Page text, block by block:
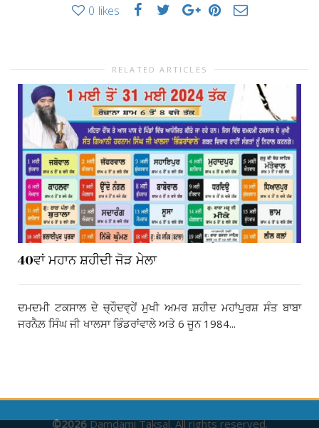
0 likes
RELATED ARTICLES
40ਵਾਂ ਮਹਾਨ ਸ਼ਹੀਦੀ ਜੋੜ ਮੇਲਾ
ਦਮਦਮੀ ਟਕਸਾਲ ਦੇ ਚ੍ਹੌਦਵ੍ਹੇਂ ਮੁਖੀ ਅਮਰ ਸ਼ਹੀਦ ਮਹਾਂਪੁਰਸ਼ ਸੰਤ ਬਾਬਾ
ਜਰਨੈਲ਼ ਸਿੰਘ ਜੀ ਖਾਲਸਾ ਭਿੰਡਰਾਂਵਾਲੇ ਅਤੇ 6 ਜੂਨ 1984...
©2026Damdami Taksal. All rights reserved.